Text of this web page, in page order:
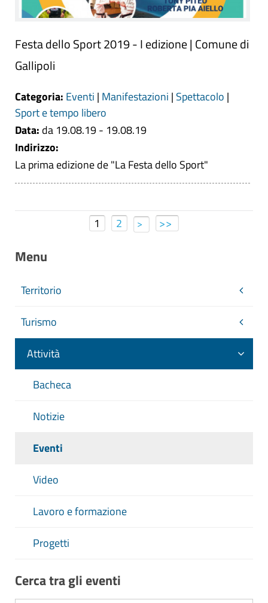
Festa dello Sport 2019 - I edizione | Comune di
Gallipoli
Categoria: Eventi | Manifestazioni | Spettacolo |
Sport e tempo libero
Data: da 19.08.19 - 19.08.19
Indirizzo:
La prima edizione de "La Festa dello Sport"
1 2 > >>
Menu
Territorio
Turismo
Attività
Bacheca
Notizie
Eventi
Video
Lavoro e formazione
Progetti
Cerca tra gli eventi